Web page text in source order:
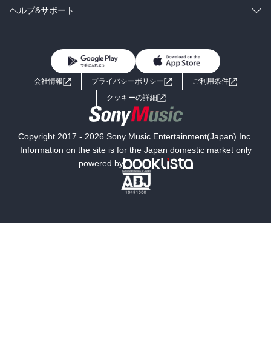
BL・TL
雑誌・グラビア
ラノベ
コミック
ライトノベル 男子向けラノベ
小説
海外小説
ミステリー SF
文学
ヘルプ&サポート
よくあるご質問 お問い合わせ
会社情報 プライバシーポリシー
ご利用条件
クッキーの詳細
Copyright 2017 - 2026 Sony Music Entertainment(Japan) Inc.
Information on the site is for the Japan domestic market only
powered by